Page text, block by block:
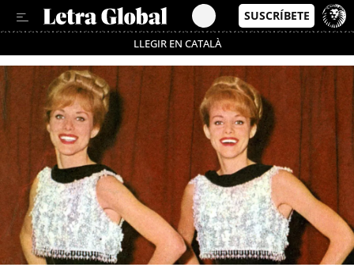
LLEGIR EN CATALÀ
Passa’t al mode estalvi